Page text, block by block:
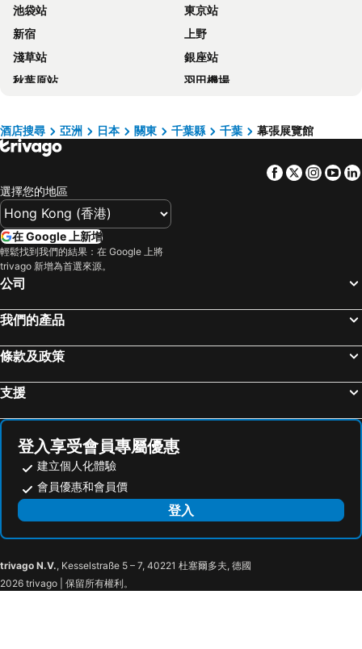
東京東陽町相鐵弗瑞斯塔酒店
HOTEL LiVEMAX Tokyo Shiomi Ekimae
APA Hotel Tokyo Nishikasai Ekimae
Mitsui Garden Hotel Prana Tokyo Bay
Hotel Springs Makuhari
Hoshino Resorts 1955 Tokyo Bay
東京迪士尼樂祥飯店
JR East Hotel Mets Premier Makuhari Toyosuna
Grand Nikko Tokyo Bay Maihama
Okura Tokyo Bay
Sheraton Grande Tokyo Bay Hotel
葛西盧米埃爾酒店
Vessel Inn Chiba Station
Hotel Il Fiore Kasai
Keisei Hotel Miramare
Hotel Sunroute Chiba
Maihama View Hotel by HULIC
ibis Styles Tokyo Bay
東京大島 APA 酒店
Hotel Dream Gate Maihama
La'gent Hotel Tokyo Bay
Famy Inn Makuhari
U-Neru
Tetoranze Makuhari Inagekaigan Hotel
JR-East Hotel Mets Tsudanuma
Hotel Livemax Chiba Mihama
Hotel Dream Gate Maihama Annex
池袋站
東京站
新宿
上野
淺草站
銀座站
秋葉原站
羽田機場
澀谷站
成田國際機場
錦系釘站
新橋站
Fujisan sacred place and source of artistic inspiration
日本橋站
Haneda Airport International Terminal Station
淺草寺
赤坂站
東京巨蛋城
六本木車站
羽田機場 東京國際機場
幕張展覽館
強羅溫泉
Narita International Airport
東京迪士尼海洋
Nippori Station
太陽城
Tachikawa Station
Chiba Marine Stadium
Kaihin-Makuhari Station
Makuhari Station
Chiba Station
酒店搜尋 亞洲 日本 關東 千葉縣 千葉 幕張展覽館
Facebook
Twitter
選擇您的地區
在 Google 上新增
輕鬆找到我們的結果：在 Google 上將
trivago 新增為首選來源。
公司
我們的產品
條款及政策
支援
登入享受會員專屬優惠
建立個人化體驗
會員優惠和會員價
登入
trivago N.V., Kesselstraße 5 – 7, 40221 杜塞爾多夫, 德國
2026 trivago | 保留所有權利。